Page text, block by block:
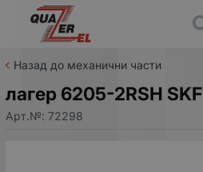
Назад до механични части
лагер 6205-2RSH SKF
Арт.№: 72298